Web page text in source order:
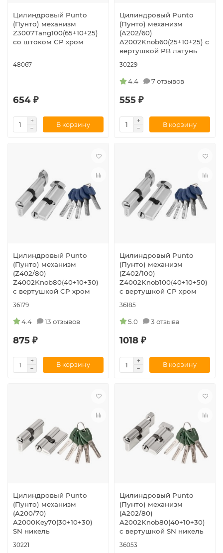
Цилиндровый Punto
(Пунто) механизм
Z3007Tang100(65+10+25)
со штоком CP хром
48067
654 ₽
В корзину
Цилиндровый Punto
(Пунто) механизм
(A202/60)
A2002Knob60(25+10+25) с
вертушкой PB латунь
30229
4.4 7 отзывов
555 ₽
В корзину
Цилиндровый Punto
(Пунто) механизм
(Z402/80)
Z4002Knob80(40+10+30)
с вертушкой CP хром
36179
4.4 13 отзывов
875 ₽
В корзину
Цилиндровый Punto
(Пунто) механизм
(Z402/100)
Z4002Knob100(40+10+50)
с вертушкой CP хром
36185
5.0 3 отзыва
1018 ₽
В корзину
Цилиндровый Punto
(Пунто) механизм
(A200/70)
A2000Key70(30+10+30)
SN никель
30221
Цилиндровый Punto
(Пунто) механизм
(A202/80)
A2002Knob80(40+10+30)
с вертушкой SN никель
36053